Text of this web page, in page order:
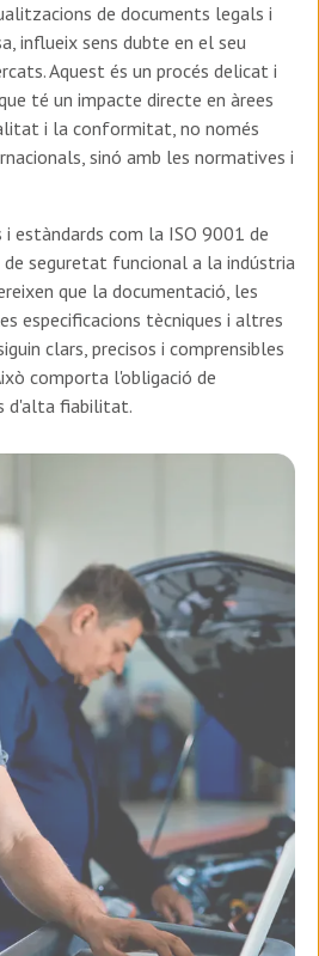
de documents legals i
influeix sens dubte en el seu
Aquest és un procés delicat i
té un impacte directe en àrees
i la conformitat, no només
sinó amb les normatives i
estàndards com la ISO 9001 de
seguretat funcional a la indústria
que la documentació, les
especificacions tècniques i altres
clars, precisos i comprensibles
comporta l'obligació de
d'alta fiabilitat.